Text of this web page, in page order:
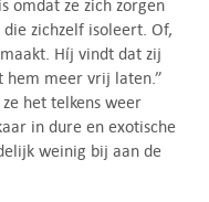
omdat ze zich zorgen
zichzelf isoleert. Of,
Híj vindt dat zij
hem meer vrij laten.”
het telkens weer
in dure en exotische
weinig bij aan de